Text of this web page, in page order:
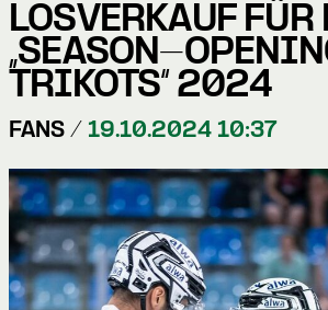
LOSVERKAUF FÜR
„SEASON-
TRIKOTS“ 2024
FANS / 19.10.2024 10:37